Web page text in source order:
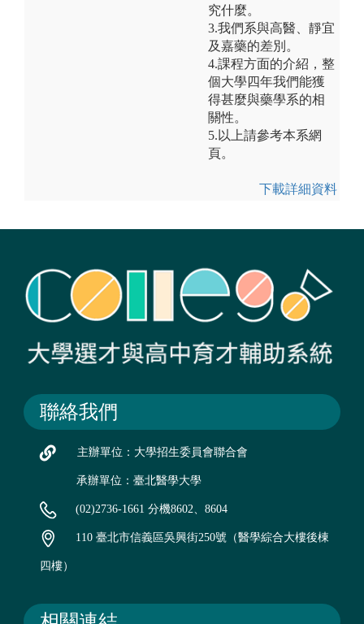
究什麼。
3.我們系與高醫、靜宜
及嘉藥的差別。
4.課程方面的介紹，整
個大學四年我們能獲
得甚麼與藥學系的相
關性。
5.以上請參考本系網
頁。
下載詳細資料
聯絡我們
主辦單位：大學招生委員會聯合會
承辦單位：臺北醫學大學
(02)2736-1661 分機8602、8604
110 臺北市信義區吳興街250號（醫學綜合大樓後棟
四樓）